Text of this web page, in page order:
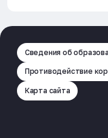
Сведения об
Противодействие
Карта сайта